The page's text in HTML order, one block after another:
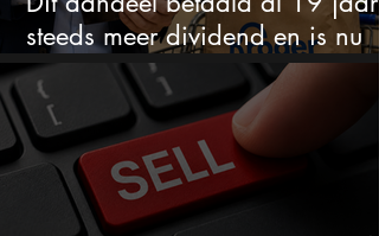
steeds meer dividend en is nu
goedkoop